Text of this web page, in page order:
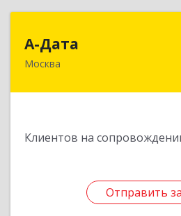
А-Дата
Москва
Клиентов на
Отправить
121069, Москва г,
Отправить